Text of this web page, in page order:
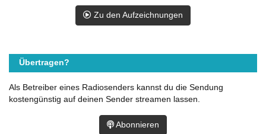
Zu den Aufzeichnungen
Übertragen?
Als Betreiber eines Radiosenders kannst du die Sendung
kostengünstig auf deinen Sender streamen lassen.
Abonnieren